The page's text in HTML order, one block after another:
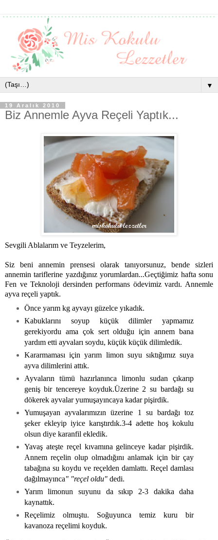
▼
19 Aralık 2010
Biz Annemle Ayva Reçeli Yaptık...
Sevgili Ablalarım ve Teyzelerim,
Siz beni annemin prensesi olarak tanıyorsunuz, bende sizleri
annemin tariflerine yazdığınız yorumlardan...Geçtiğimiz hafta sonu
Fen ve Teknoloji dersinden performans ödevimiz vardı. Annemle
ayva reçeli yaptık.
Önce yarım kg ayvayı güzelce yıkadık.
Kabuklarını soyup küçük dilimler yapmamız
gerekiyordu ama çok sert olduğu için annem bana
yardım etti ayvaları soydu, küçük küçük dilimledik.
Kararmaması için yarım limon suyu sıktığımız suya
ayva dilimlerini attık.
Ayvaların tümü hazırlanınca limonlu sudan çıkarıp
geniş bir tencereye koyduk.Üzerine 2 su bardağı su
dökerek ayvalar yumuşayıncaya kadar pişirdik.
Yumuşayan ayvalarımızın üzerine 1 su bardağı toz
şeker ekleyip iyice karıştırdık.3-4 adette hoş kokulu
olsun diye karanfil ekledik.
Yavaş ateşte reçel kıvamına gelinceye kadar pişirdik.
Annem reçelin olup olmadığını anlamak için bir çay
tabağına su koydu ve reçelden damlattı. Reçel damlası
dağılmayınca" "reçel oldu"dedi.
Yarım limonun suyunu da sıkıp 2-3 dakika daha
kaynattık.
Reçelimiz olmuştu. Soğuyunca temiz kuru bir
kavanoza reçelimi koyduk.